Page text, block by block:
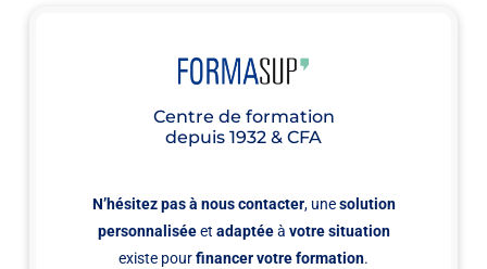
Centre de formation
depuis 1932 & CFA
N’hésitez pas à nous contacter, unesolution
personnaliséeet adaptéeà votre situation
existe pourfinancer votre formation.